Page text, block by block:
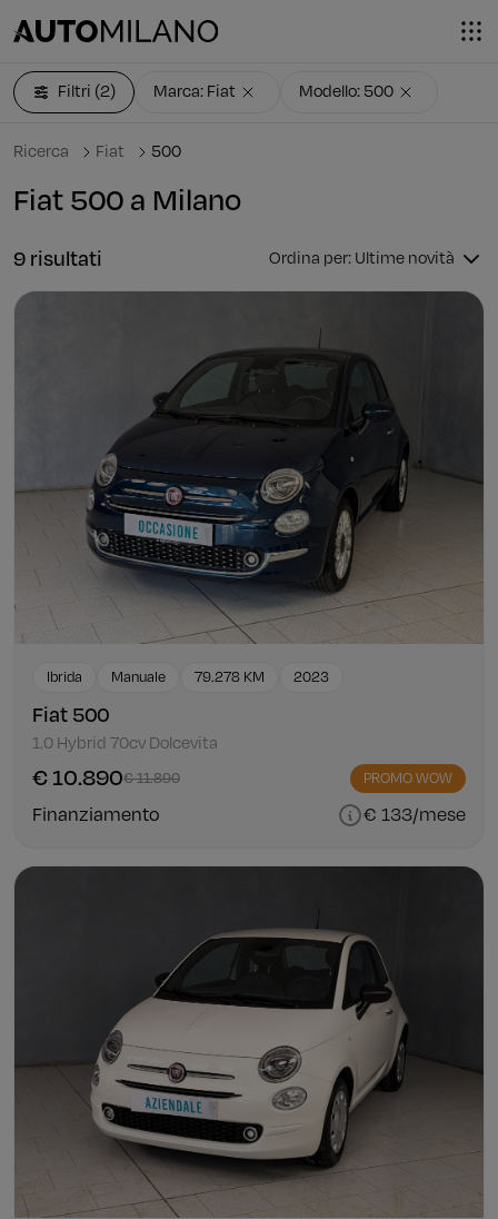
Ricerca Fiat 500
Fiat 500 a Milano
Filtri (2) Marca: Fiat Modello: 500
9 risultati Ordina per: Ultime novità
Ibrida Manuale 79.278 KM 2023
Fiat 500
1.0 Hybrid 70cv Dolcevita
€ 10.890€ 11.890 PROMO WOW
Finanziamento € 133/mese